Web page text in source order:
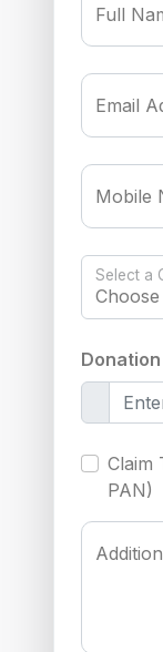
Full
Email
Mobile
Select a
Claim
PAN)